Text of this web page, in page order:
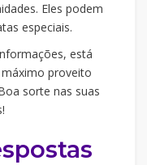
Eles podem
especiais.
está
proveito
sorte nas suas